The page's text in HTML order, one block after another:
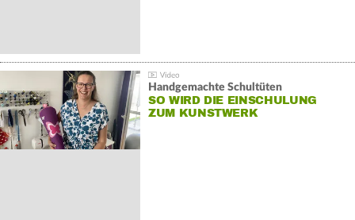
Handgemachte Schultüten
SO WIRD DIE EINSCHULUNG
ZUM KUNSTWERK